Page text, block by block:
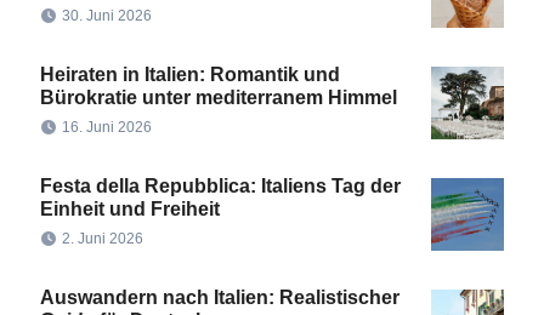
30. Juni 2026
Heiraten in Italien: Romantik und
Bürokratie unter mediterranem Himmel
16. Juni 2026
Festa della Repubblica: Italiens Tag der
Einheit und Freiheit
2. Juni 2026
Auswandern nach Italien: Realistischer